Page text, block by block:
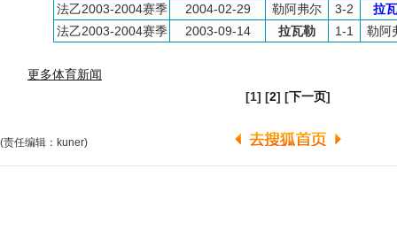
法乙2003-2004赛季
2004-02-29 勒阿弗尔 3-2
拉
法乙2003-2004赛季
2003-09-14 拉瓦勒 1-1 勒阿
更多体育新闻
[1] [2] [下一页]
(责任编辑：kuner)